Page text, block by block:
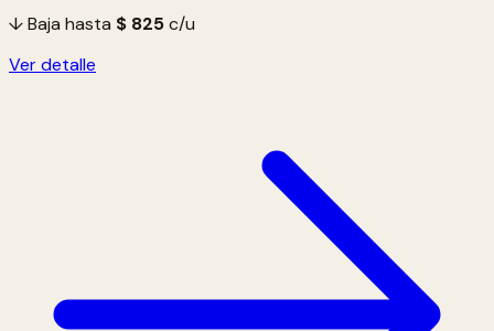
↓ Baja hasta $ 825c/u
Ver detalle